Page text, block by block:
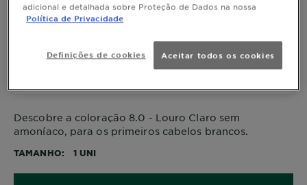
8.0 - Louro Claro
Descobre a coloração 8.0 - Louro Claro sem
amoníaco, para os primeiros cabelos brancos.
TAMANHO 1 UNI
adicional e detalhada sobre Proteção de Dados na nossa
Política de Privacidade
Definições de cookies Aceitar todos os cookies